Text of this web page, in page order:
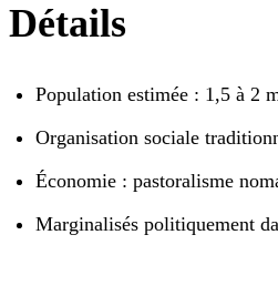
Détails
Population estimée : 1,5 à 2
Organisation sociale
Économie : pastoralisme
Marginalisés politiquement